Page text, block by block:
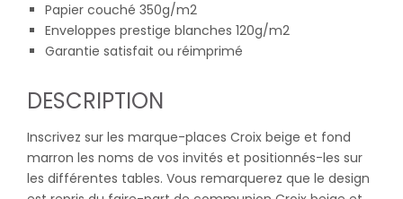
Papier couché 350g/m2
Enveloppes prestige blanches 120g/m2
Garantie satisfait ou réimprimé
DESCRIPTION
Inscrivez sur les marque-places Croix beige et fond
marron les noms de vos invités et positionnés-les sur
les différentes tables. Vous remarquerez que le design